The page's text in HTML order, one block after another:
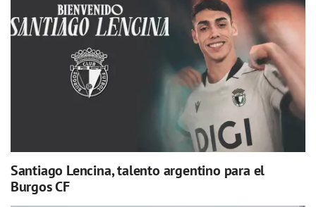
Santiago Lencina, talento argentino para el
Burgos CF